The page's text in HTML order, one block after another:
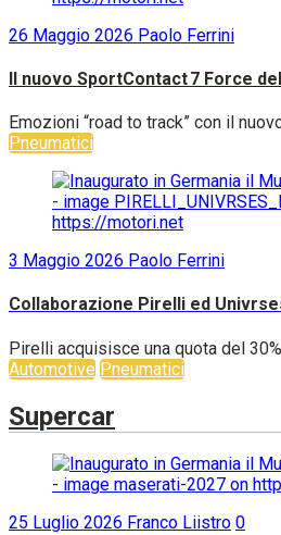
26 Maggio 2026 Paolo Ferrini
Il nuovo SportContact 7 Force
Emozioni “road to track” con il
Pneumatici
3 Maggio 2026 Paolo Ferrini
Collaborazione Pirelli ed
Pirelli acquisisce una quota del
Automotive Pneumatici
Supercar
25 Luglio 2026 Franco Liistro 0